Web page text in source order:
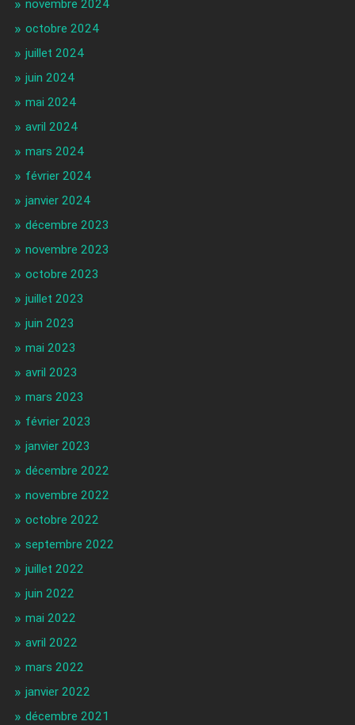
novembre 2024
octobre 2024
juillet 2024
juin 2024
mai 2024
avril 2024
mars 2024
février 2024
janvier 2024
décembre 2023
novembre 2023
octobre 2023
juillet 2023
juin 2023
mai 2023
avril 2023
mars 2023
février 2023
janvier 2023
décembre 2022
novembre 2022
octobre 2022
septembre 2022
juillet 2022
juin 2022
mai 2022
avril 2022
mars 2022
janvier 2022
décembre 2021